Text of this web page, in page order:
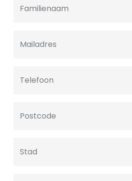
Familienaam
Mailadres
Telefoon
Postcode
Stad